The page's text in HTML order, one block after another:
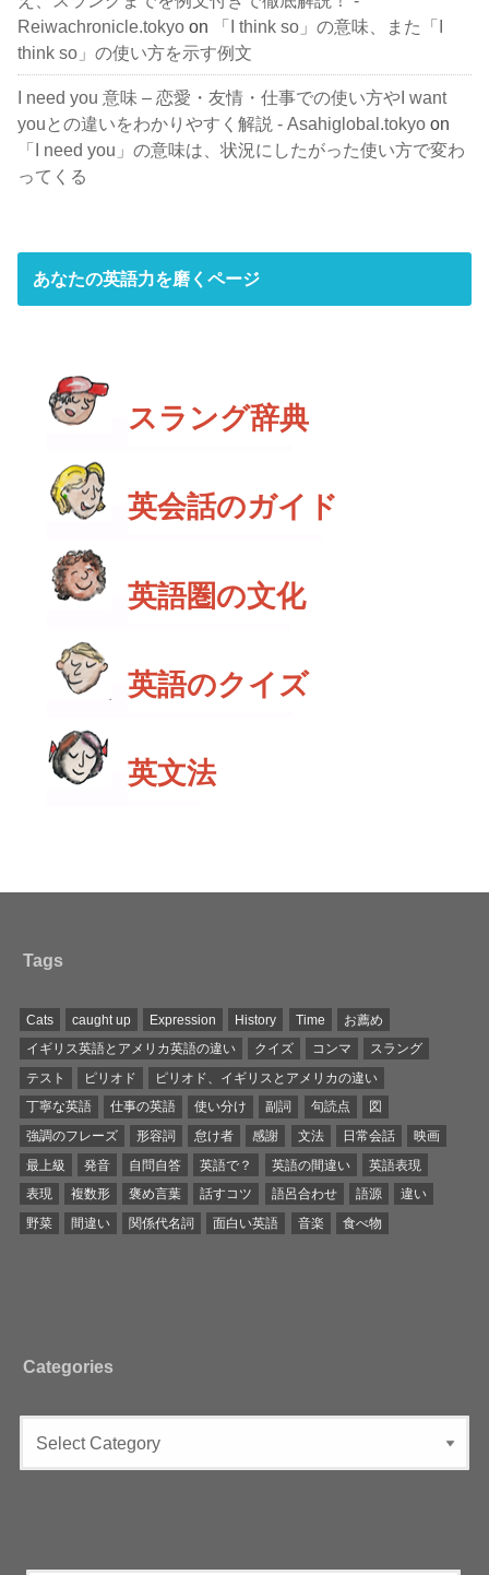
Reiwachronicle.tokyo on
「I think so」の意味、また「I
think so」の使い方を示す例文
I need you 意味 – 恋愛・友情・仕事での使い方やI want
youとの違いをわかりやすく解説 - Asahiglobal.tokyo on
「I need you」の意味は、状況にしたがった使い方で変わ
ってくる
あなたの英語力を磨くページ
スラング辞典
英会話のガイド
英語圏の文化
英語のクイズ
英文法
Tags
Cats caught up Expression History Time
お薦め
イギリス英語とアメリカ英語の違い
クイズ コンマ
スラング
テスト
ピリオド
ピリオド、イギリスとアメリカの違い
丁寧な英語
仕事の英語 使い分け 副詞 句読点
図
強調のフレーズ
形容詞 怠け者 感謝 文法 日常会話
映画
最上級
発音 自問自答 英語で？ 英語の間違い
英語表現
表現
複数形 褒め言葉 話すコツ 語呂合わせ 語源
違い
野菜
間違い 関係代名詞 面白い英語 音楽 食べ物
Categories